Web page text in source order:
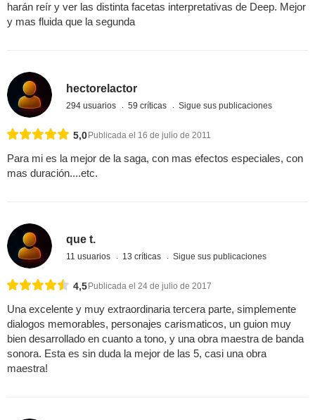
harán reír y ver las distinta facetas interpretativas de Deep. Mejor
y mas fluida que la segunda
hectorelactor
294 usuarios 59 críticas Sigue sus publicaciones
5,0Publicada el 16 de julio de 2011
Para mi es la mejor de la saga, con mas efectos especiales, con
mas duración....etc.
que t.
11 usuarios 13 críticas Sigue sus publicaciones
4,5 Publicada el 24 de julio de 2017
Una excelente y muy extraordinaria tercera parte, simplemente
dialogos memorables, personajes carismaticos, un guion muy
bien desarrollado en cuanto a tono, y una obra maestra de banda
sonora. Esta es sin duda la mejor de las 5, casi una obra
maestra!